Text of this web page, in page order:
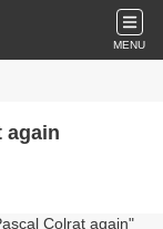
MENU
again